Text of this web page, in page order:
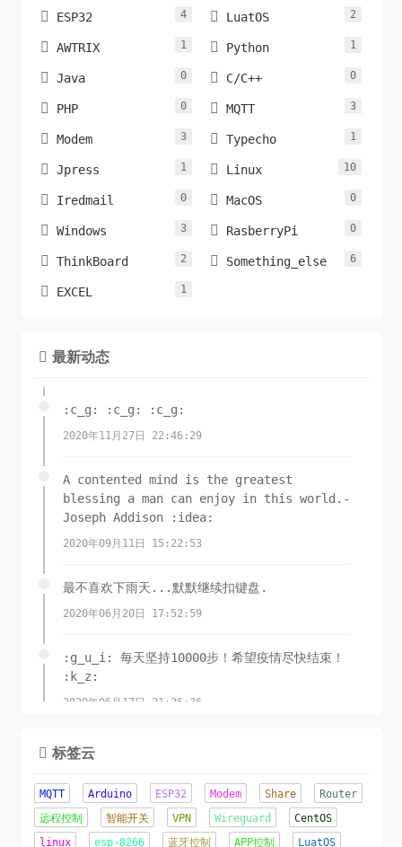
 ESP32 4  LuatOS 2
 AWTRIX 1  Python 1
 Java 0  C/C++ 0
 PHP 0  MQTT 3
 Modem 3  Typecho 1
 Jpress 1  Linux 10
 Iredmail 0  MacOS 0
 Windows 3  RasberryPi 0
 ThinkBoard 2  Something_else 6
 EXCEL 1
 最新动态
:c_g: :c_g: :c_g:
2020年11月27日 22:46:29
A contented mind is the greatest
blessing a man can enjoy in this world.-
Joseph Addison :idea:
2020年09月11日 15:22:53
最不喜欢下雨天...默默继续扣键盘.
2020年06月20日 17:52:59
:g_u_i: 每天坚持10000步！希望疫情尽快结束！
:k_z:
2020年06月17日 21:36:26
锲而舍之，朽木不折;锲而不舍，金石可镂.-荀子
这才是夏天该有的样子！
2020年06月07日 16:22:44
 标签云
MQTT Arduino ESP32 Modem Share
Router
远程控制
智能开关 VPN Wireguard
CentOS
linux
esp-8266 蓝牙控制 APP控制 LuatOS